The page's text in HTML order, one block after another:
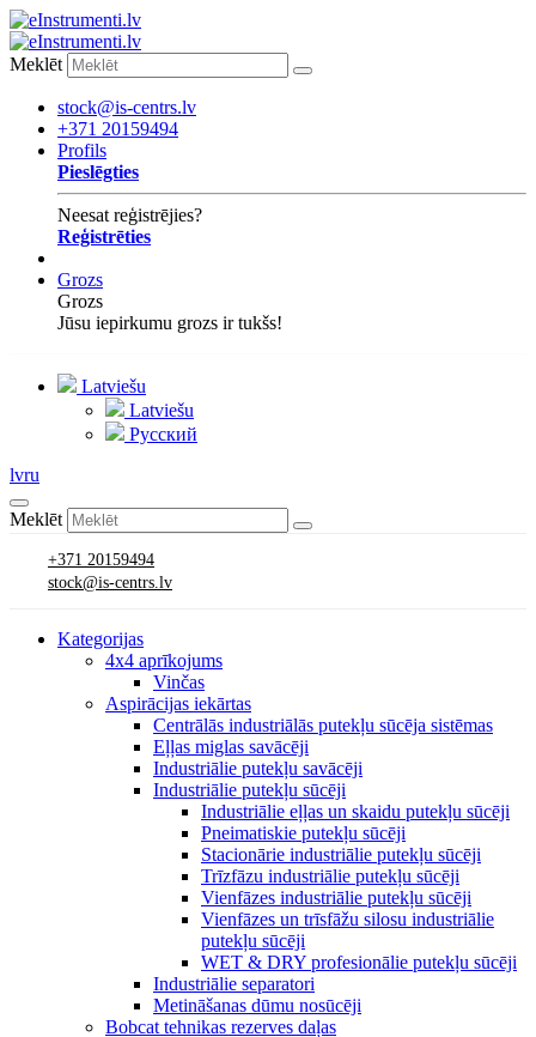
Meklēt
stock@is-centrs.lv
+371 20159494
Profils
Pieslēgties
Neesat reģistrējies?
Reģistrēties
Grozs
Grozs
Jūsu iepirkumu grozs ir tukšs!
Latviešu
Latviešu
Русский
lvru
Meklēt
+371 20159494
stock@is-centrs.lv
Kategorijas
4x4 aprīkojums
Vinčas
Aspirācijas iekārtas
Centrālās industriālās putekļu sūcēja sistēmas
Eļļas miglas savācēji
Industriālie putekļu savācēji
Industriālie putekļu sūcēji
Industriālie eļļas un skaidu putekļu sūcēji
Pneimatiskie putekļu sūcēji
Stacionārie industriālie putekļu sūcēji
Trīzfāzu industriālie putekļu sūcēji
Vienfāzes industriālie putekļu sūcēji
Vienfāzes un trīsfāžu silosu industriālie
putekļu sūcēji
WET & DRY profesionālie putekļu sūcēji
Industriālie separatori
Metināšanas dūmu nosūcēji
Bobcat tehnikas rezerves daļas